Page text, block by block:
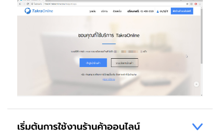
เริ่มต้นการใช้งานร้านค้าออนไลน์